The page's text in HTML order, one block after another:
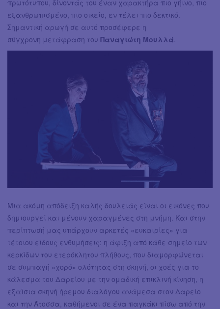
πρωτότυπου, δίνοντάς του έναν χαρακτήρα πιο γήινο, πιο
εξανθρωπισμένο, πιο οικείο, εν τέλει πιο δεκτικό.
Σημαντική αρωγή σε αυτό προσέφερε η
σύγχρονη μετάφραση του Παναγιώτη Μουλλά.
Μια ακόμη απόδειξη καλής δουλειάς είναι οι εικόνες που
δημιουργεί και μένουν χαραγμένες στη μνήμη. Και στην
περίπτωσή μας υπάρχουν αρκετές «ευκαιρίες» για
τέτοιου είδους ενθυμήσεις: η άφιξη από κάθε σημείο των
κερκίδων του ετερόκλητου πλήθους, που διαμορφώνεται
σε συμπαγή «χορό» ολότητας στη σκηνή, οι χοές για το
κάλεσμα του Δαρείου με την ομαδική επικλινή κίνηση, η
εξαίσια σκηνή ήρεμου διαλόγου ανάμεσα στον Δαρείο
και την Άτοσσα, καθήμενοι σε ένα παγκάκι πίσω από την